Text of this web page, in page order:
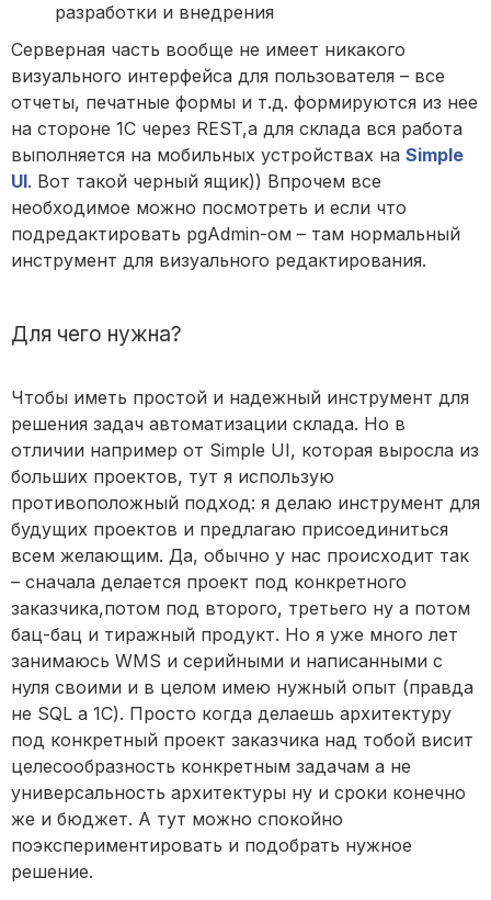
разработки и внедрения
Серверная часть вообще не имеет никакого
визуального интерфейса для пользователя – все
отчеты, печатные формы и т.д. формируются из нее
на стороне 1С через REST,а для склада вся работа
выполняется на мобильных устройствах на Simple
UI. Вот такой черный ящик)) Впрочем все
необходимое можно посмотреть и если что
подредактировать pgAdmin-ом – там нормальный
инструмент для визуального редактирования.
Для чего нужна?
Чтобы иметь простой и надежный инструмент для
решения задач автоматизации склада. Но в
отличии например от Simple UI, которая выросла из
больших проектов, тут я использую
противоположный подход: я делаю инструмент для
будущих проектов и предлагаю присоединиться
всем желающим. Да, обычно у нас происходит так
– сначала делается проект под конкретного
заказчика,потом под второго, третьего ну а потом
бац-бац и тиражный продукт. Но я уже много лет
занимаюсь WMS и серийными и написанными с
нуля своими и в целом имею нужный опыт (правда
не SQL а 1С). Просто когда делаешь архитектуру
под конкретный проект заказчика над тобой висит
целесообразность конкретным задачам а не
универсальность архитектуры ну и сроки конечно
же и бюджет. А тут можно спокойно
поэкспериментировать и подобрать нужное
решение.